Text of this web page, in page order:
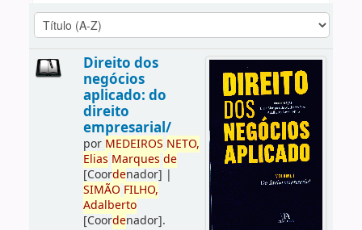
Direito dos
negócios
aplicado: do
direito
empresarial/
por MEDEIROS NETO,
Elias Marques de
[Coordenador] |
SIMÃO FILHO,
Adalberto
[Coordenador].